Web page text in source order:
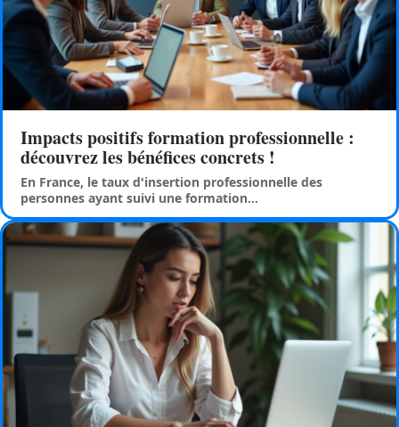
Impacts positifs formation professionnelle :
découvrez les bénéfices concrets !
En France, le taux d'insertion professionnelle des
personnes ayant suivi une formation…